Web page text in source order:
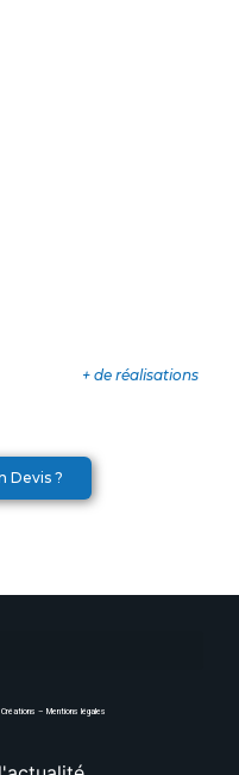
+ de réalisations
Devis ?
Créations – Mentions légales